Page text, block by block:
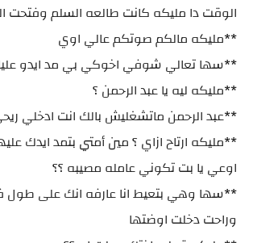
الوقت دا مليكه كانت طالعه السلم وفتحت
**مليكه مالكم صوتكم عالي اوي
**سها تعالي شوفي اخوكي بي مد ايدو
**مليكه ليه يا عبد الرحمن ؟
**عبد الرحمن ماتشغليش بالك انت ادخلي
**مليكه ارتاح ازاي ؟ مين أمتي بتمد ايدك
اوعي يا بت تكوني عامله مصيبه ؟؟
**سها وهي بتعيط انا عارفه انك على
وراحت دخلت اوضتها